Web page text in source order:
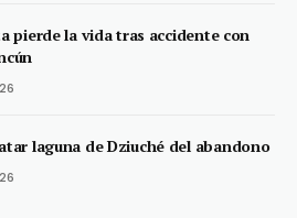
pierde la vida tras accidente con
laguna de Dziuché del abandono